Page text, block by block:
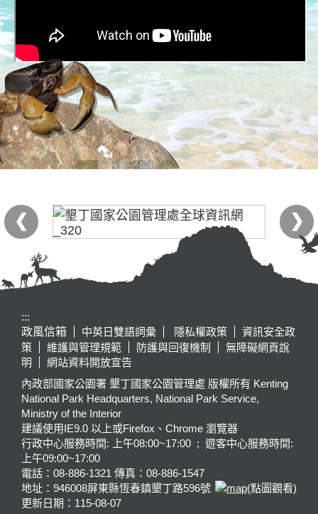
:::
政風信箱
中英日雙語詞彙 隱私權政策
資訊安全政
策
維護與管理規範 防護與回復機制
無障礙網頁說
明
網站資料開放宣告
內政部國家公園署 墾丁國家公園管理處 版權所有 Kenting
National Park Headquarters, National Park Service,
Ministry of the Interior
建議使用IE9.0 以上或Firefox、Chrome 瀏覽器
行政中心服務時間: 上午08:00~17:00 ; 遊客中心服務時間:
上午09:00~17:00
電話：08-886-1321 傳真：08-886-1547
地址：946008屏東縣恆春鎮墾丁路596號
(點圖觀看)
更新日期： 115-08-07